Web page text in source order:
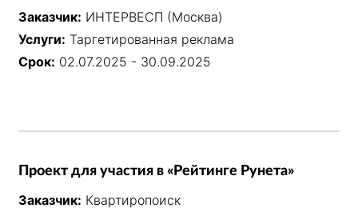
Заказчик: ИНТЕРВЕСП (Москва)
Услуги: Таргетированная реклама
Срок: 02.07.2025 - 30.09.2025
Проект для участия в «Рейтинге Рунета»
Заказчик: Квартиропоиск